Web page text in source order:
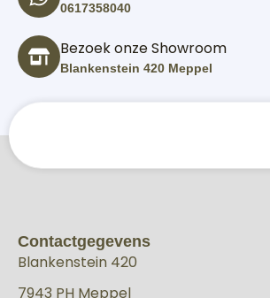
0617358040
Bezoek onze Showroom
Blankenstein 420 Meppel
Contactgegevens
Blankenstein 420
7943 PH Meppel